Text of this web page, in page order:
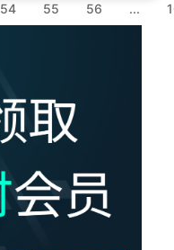
54 55 56 ...